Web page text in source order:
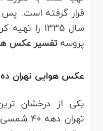
قرار گرفته است.
سال 1335
پروسهتفسیر عکس
عکس هوایی تهران ده 1340:
یکی از درخشان
تهران